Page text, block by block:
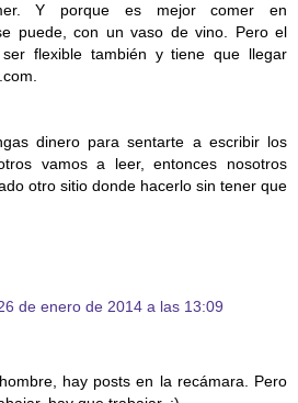
Y porque es mejor comer en
puede, con un vaso de vino. Pero el
flexible también y tiene que llegar
dinero para sentarte a escribir los
vamos a leer, entonces nosotros
otro sitio donde hacerlo sin tener que
de enero de 2014 a las 13:09
hay posts en la recámara. Pero